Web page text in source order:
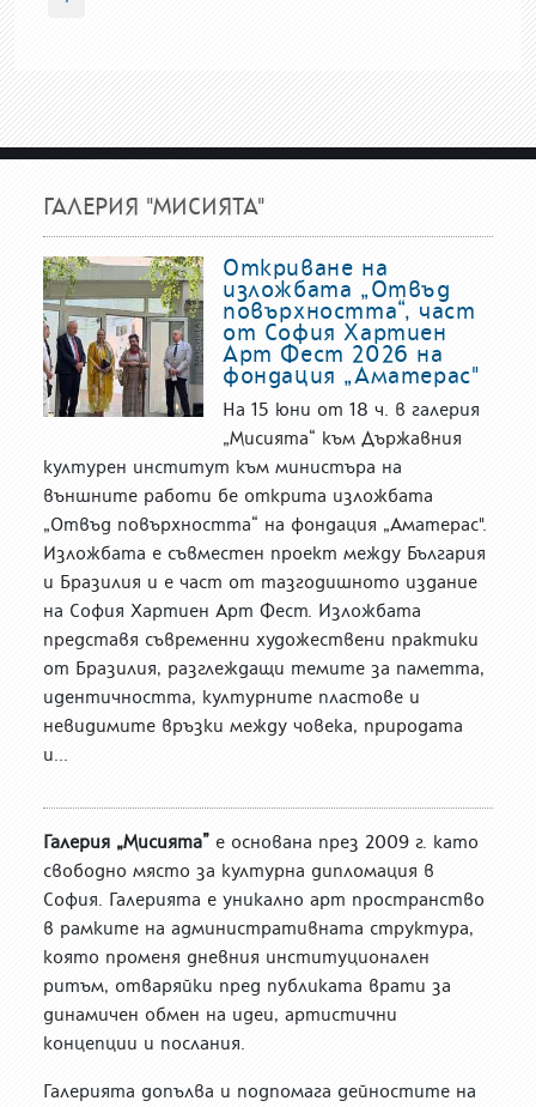
ГАЛЕРИЯ "МИСИЯТА"
Откриване на
изложбата „Отвъд
повърхността“, част
от София Хартиен
Арт Фест 2026 на
фондация „Аматерас"
На 15 юни от 18 ч. в галерия
„Мисията“ към Държавния
културен институт към министъра на
външните работи бе открита изложбата
„Отвъд повърхността“ на фондация „Аматерас".
Изложбата е съвместен проект между България
и Бразилия и е част от тазгодишното издание
на София Хартиен Арт Фест. Изложбата
представя съвременни художествени практики
от Бразилия, разглеждащи темите за паметта,
идентичността, културните пластове и
невидимите връзки между човека, природата
и...
Галерия „Мисията” е основана през 2009 г. като
свободно място за културна дипломация в
София. Галерията е уникално арт пространство
в рамките на административната структура,
която променя дневния институционален
ритъм, отваряйки пред публиката врати за
динамичен обмен на идеи, артистични
концепции и послания.
Галерията допълва и подпомага дейностите на